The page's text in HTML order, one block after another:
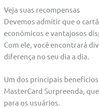
Veja suas recompensas
Devemos admitir que o
econômicos e vantajosos
Com ele, você encontrará
diferença no seu dia a dia.
Um dos principais
MasterCard Surpreenda,
para os usuários.